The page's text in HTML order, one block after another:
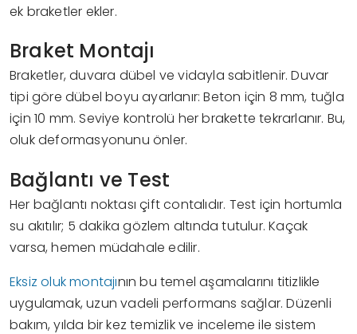
ek braketler ekler.
Braket Montajı
Braketler, duvara dübel ve vidayla sabitlenir. Duvar
tipi göre dübel boyu ayarlanır: Beton için 8 mm, tuğla
için 10 mm. Seviye kontrolü her brakette tekrarlanır. Bu,
oluk deformasyonunu önler.
Bağlantı ve Test
Her bağlantı noktası çift contalıdır. Test için hortumla
su akıtılır; 5 dakika gözlem altında tutulur. Kaçak
varsa, hemen müdahale edilir.
Eksiz oluk montajının bu temel aşamalarını titizlikle
uygulamak, uzun vadeli performans sağlar. Düzenli
bakım, yılda bir kez temizlik ve inceleme ile sistem